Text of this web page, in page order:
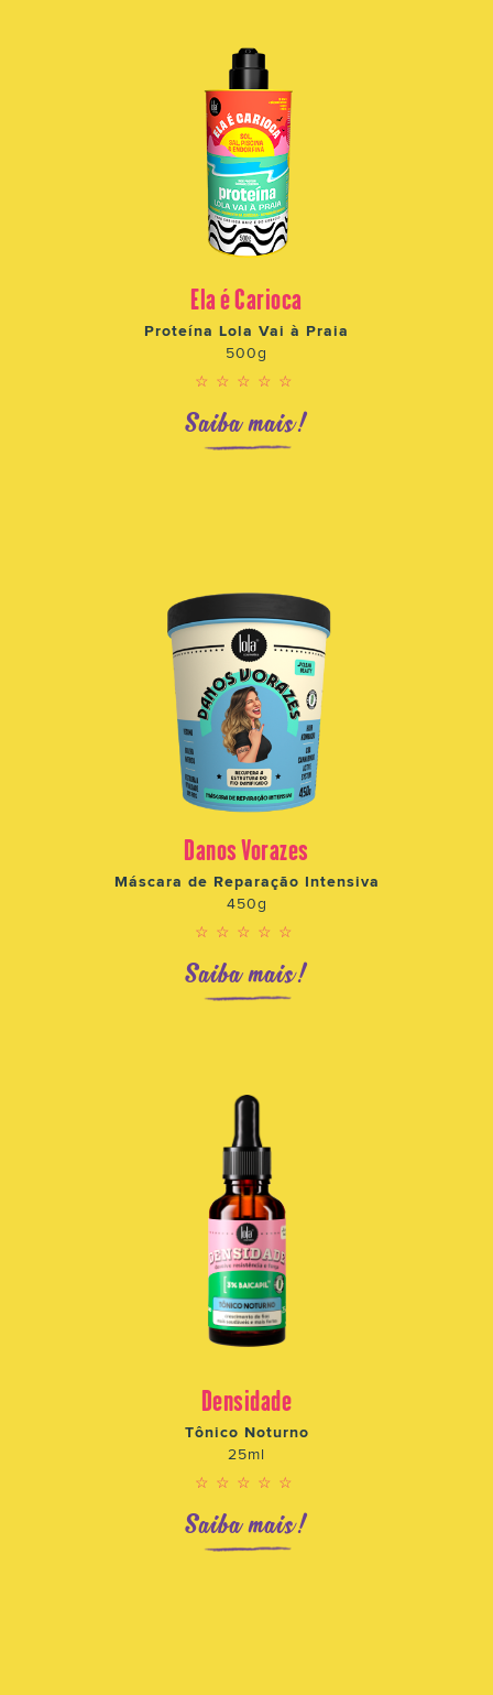
Ela é Carioca
Proteína Lola Vai à Praia
500g
☆☆☆☆☆
Saiba mais!
Danos Vorazes
Máscara de Reparação Intensiva
450g
☆☆☆☆☆
Saiba mais!
Densidade
Tônico Noturno
25ml
☆☆☆☆☆
Saiba mais!